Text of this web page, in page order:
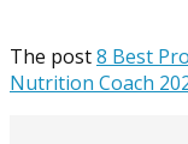
The post8 Best
Nutrition Coach